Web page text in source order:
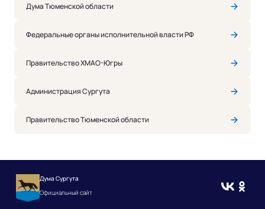
Дума Тюменской области
Федеральные органы исполнительной власти РФ
Правительство ХМАО-Югры
Администрация Сургута
Правительство Тюменской области
Дума Сургута
Официальный сайт